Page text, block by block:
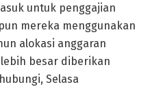
untuk penggajian
mereka menggunakan
alokasi anggaran
besar diberikan
Selasa